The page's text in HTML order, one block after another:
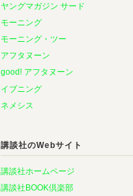
ヤングマガジン サード
モーニング
モーニング・ツー
アフタヌーン
good! アフタヌーン
イブニング
ネメシス
講談社のWebサイト
講談社ホームページ
講談社BOOK倶楽部